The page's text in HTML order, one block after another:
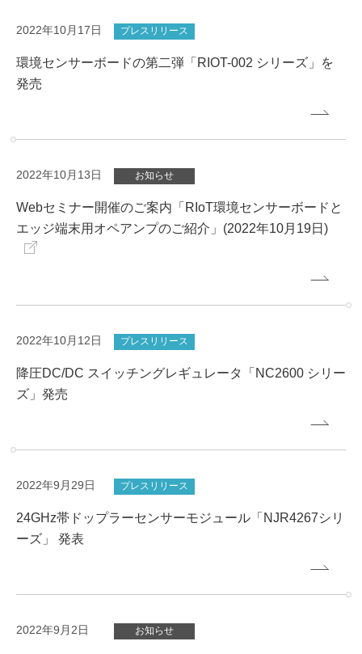
2022年10月17日 プレスリリース
環境センサーボードの第二弾「RIOT-002 シリーズ」を
発売
2022年10月13日 お知らせ
Webセミナー開催のご案内「RIoT環境センサーボードと
エッジ端末用オペアンプのご紹介」(2022年10月19日)
2022年10月12日 プレスリリース
降圧DC/DC スイッチングレギュレータ「NC2600 シリー
ズ」発売
2022年9月29日 プレスリリース
24GHz帯ドップラーセンサーモジュール「NJR4267シリ
ーズ」 発表
2022年9月2日 お知らせ